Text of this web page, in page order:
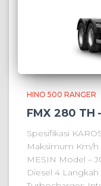
HINO 500 RANGER
FMX 280 TH
Spesifikasi
Maksimum Km/h
MESIN Model –
Diesel 4 Langkah